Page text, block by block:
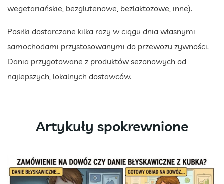
wegetariańskie, bezglutenowe, bezlaktozowe, inne).
Posiłki dostarczane kilka razy w ciągu dnia własnymi
samochodami przystosowanymi do przewozu żywności.
Dania przygotowane z produktów sezonowych od
najlepszych, lokalnych dostawców.
Artykuły spokrewnione